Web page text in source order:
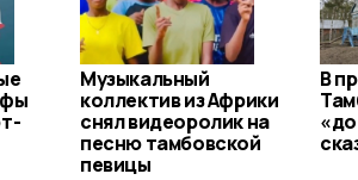
Музыкальный
коллектив из Африки
снял видеоролик на
песню тамбовской
певицы
В